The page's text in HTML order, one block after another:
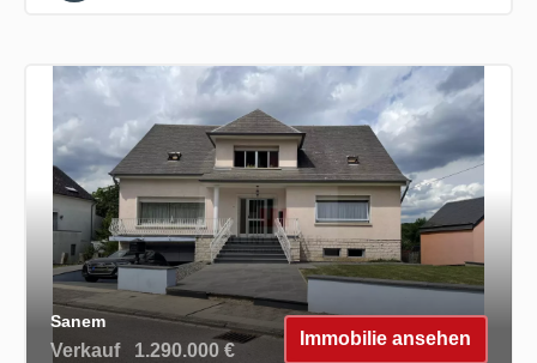
Sanem
Verkauf 1.290.000 €
Immobilie ansehen